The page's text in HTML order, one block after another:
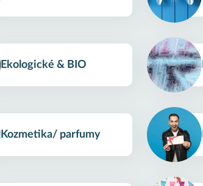
Ekologické & BIO
Kozmetika/ parfumy